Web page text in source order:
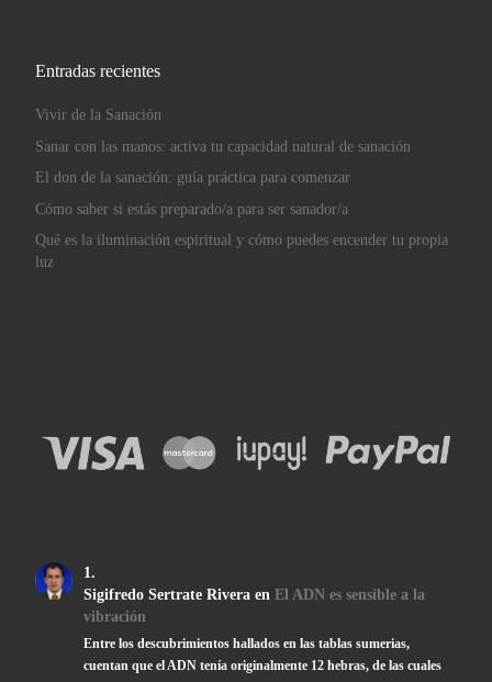
Entradas recientes
Vivir de la Sanación
Sanar con las manos: activa tu capacidad natural de sanación
El don de la sanación: guía práctica para comenzar
Cómo saber si estás preparado/a para ser sanador/a
Qué es la iluminación espiritual y cómo puedes encender tu propia
luz
Sigifredo Sertrate Riveraen El ADN es sensible a la
vibración
Entre los descubrimientos hallados en las tablas sumerias,
cuentan que el ADN tenía originalmente 12 hebras, de las cuales